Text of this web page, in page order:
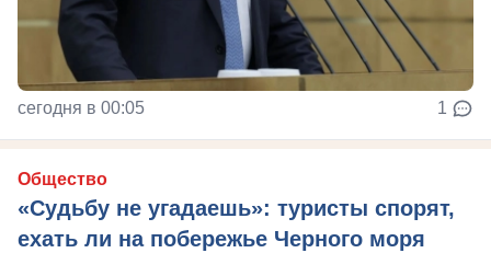
сегодня в 00:05 1
Общество
«Судьбу не угадаешь»: туристы спорят,
ехать ли на побережье Черного моря